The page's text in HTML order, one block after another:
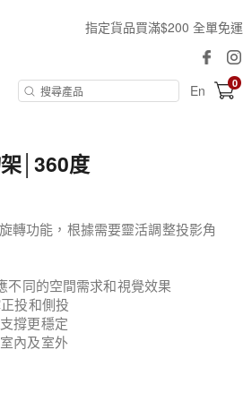
指定貨品買滿$200 全單免運
En 0
│360度
轉功能，根據需要靈活調整投影角
不同的空間需求和視覺效果
投和側投
撐更穩定
內及室外